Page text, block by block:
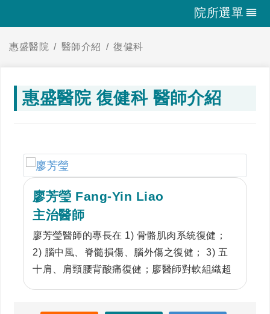
院所選單
惠盛醫院 醫師介紹 復健科
惠盛醫院 復健科 醫師介紹
廖芳瑩 Fang-Yin Liao
主治醫師
廖芳瑩醫師的專長在 1) 骨骼肌肉系統復健；
2) 腦中風、脊髓損傷、腦外傷之復健； 3) 五
十肩、肩頸腰背酸痛復健；廖醫師對軟組織超